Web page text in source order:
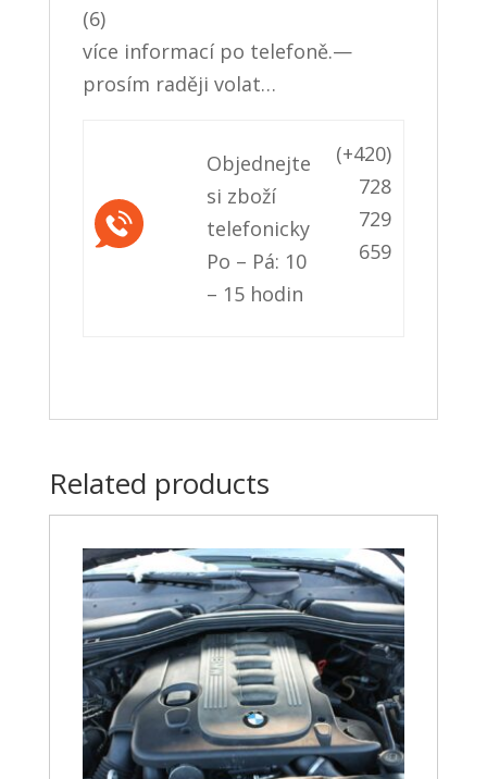
(6)
více informací po telefoně.—
prosím raději volat…
Objednejte
si zboží
telefonicky
Po – Pá: 10
– 15 hodin
(+420)
728
729
659
Related products